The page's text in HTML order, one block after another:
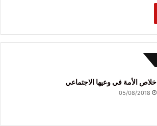
خلاص الأمة في وعيها الاجتماعي
05/08/2018